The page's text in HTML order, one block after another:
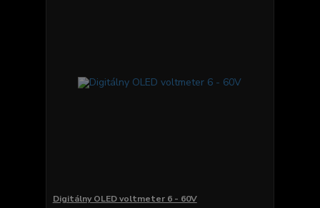
Digitálny OLED voltmeter 6 - 60V